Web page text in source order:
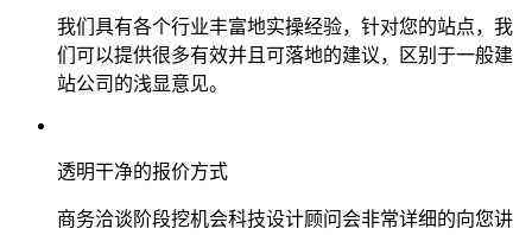
我们具有各个行业丰富地实操经验，针对您的站点，我
们可以提供很多有效并且可落地的建议，区别于一般建
站公司的浅显意见。
透明干净的报价方式
商务洽谈阶段挖机会科技设计顾问会非常详细的向您讲